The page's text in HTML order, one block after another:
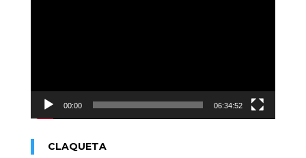
00:00 06:34:52
CLAQUETA